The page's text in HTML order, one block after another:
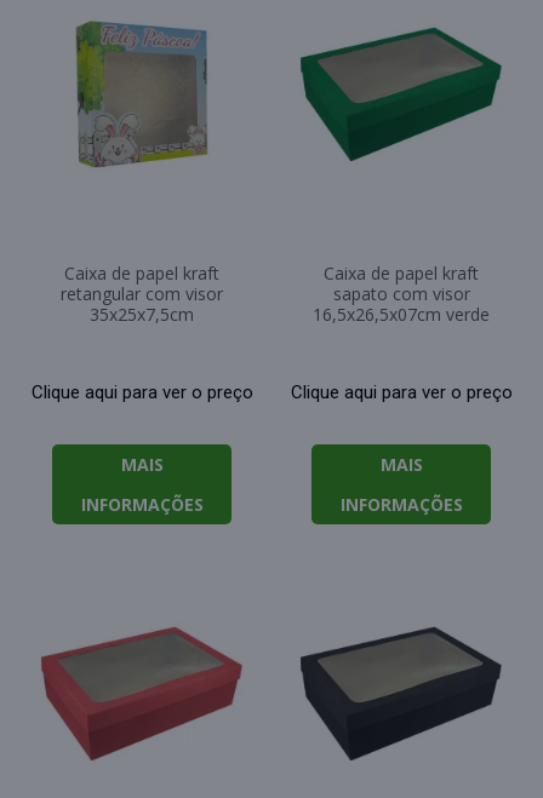
Caixa de papel kraft
retangular com visor
35x25x7,5cm
Clique aqui para ver o preço
MAIS
INFORMAÇÕES
Caixa de papel kraft
sapato com visor
16,5x26,5x07cm verde
Clique aqui para ver o preço
MAIS
INFORMAÇÕES